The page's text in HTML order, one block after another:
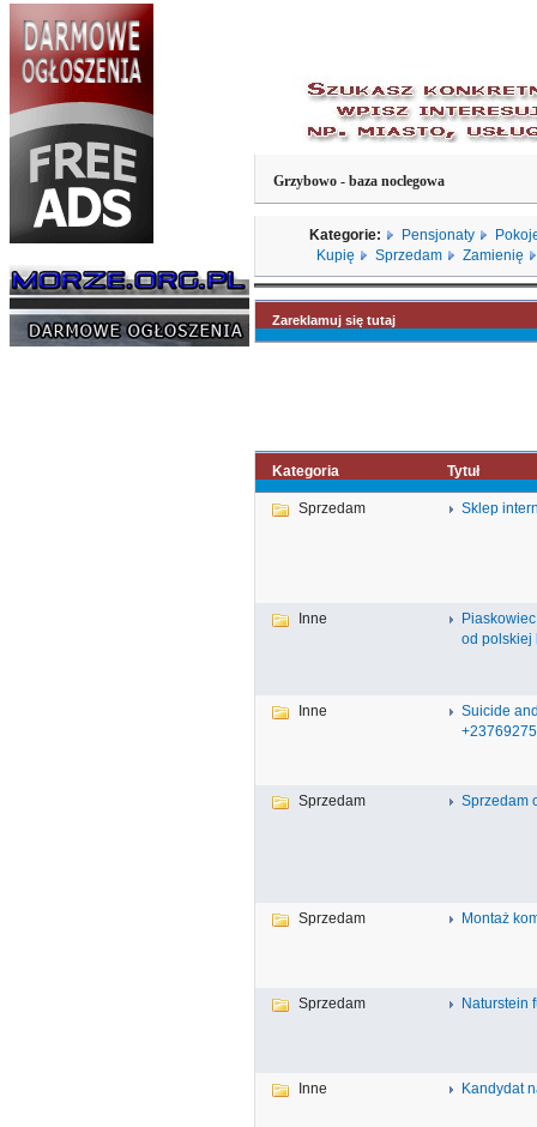
Grzybowo - baza noclegowa
Kategorie: Pensjonaty
Kupię
Sprzedam Zamienię
Zareklamuj się tutaj
Kategoria Tytuł
Sprzedam Sklep
Inne
od polskiej
Inne
Suicide
Sprzedam Sprzedam
Sprzedam Montaż
Sprzedam Naturstein
Inne Kandydat